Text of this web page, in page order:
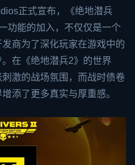
正式宣布，《绝地潜兵
功能的加入，不仅仅是一个
商为了深化玩家在游戏中的
在《绝地潜兵2》的世界
激的战场氛围，而战时债卷
添了更多真实与厚重感。